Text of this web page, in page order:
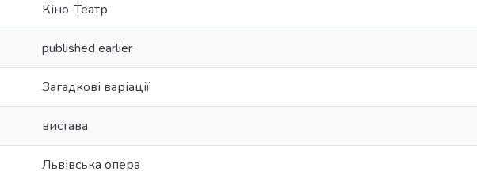
Кіно-Театр
published earlier
Загадкові варіації
вистава
Львівська опера